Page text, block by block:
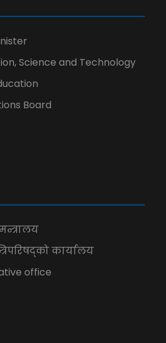
Science and Technology
Board
कार्यालय
office